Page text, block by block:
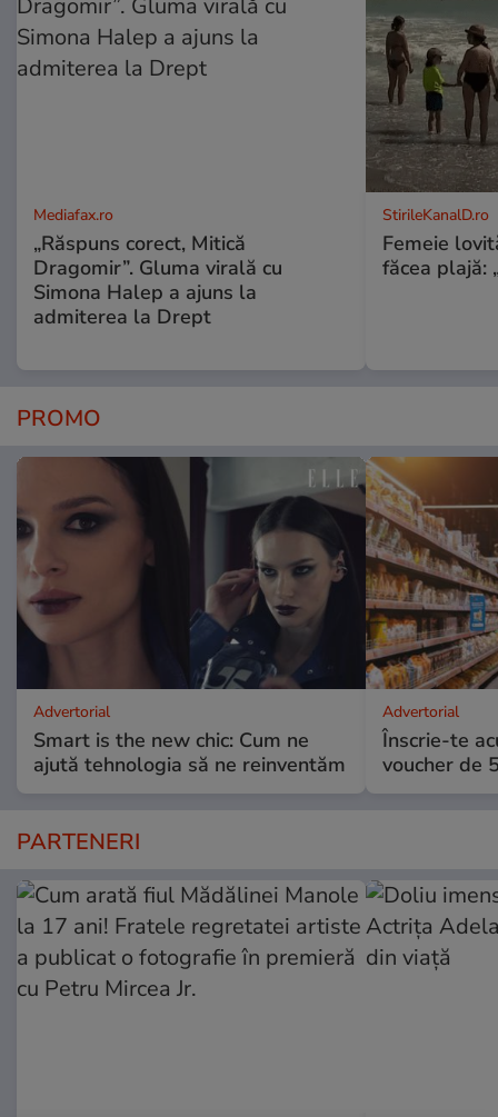
Mediafax.ro
„Răspuns corect, Mitică
Dragomir”. Gluma virală cu
Simona Halep a ajuns la
admiterea la Drept
StirileKanalD.ro
Femeie
făcea plajă:
PROMO
Advertorial
Smart is the new chic: Cum ne
ajută tehnologia să ne reinventăm
Advertorial
Înscrie-te
voucher de
PARTENERI